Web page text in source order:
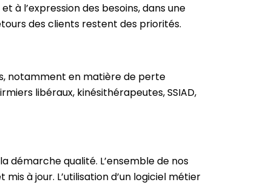
l’expression des besoins, dans une
des clients restent des priorités.
notamment en matière de perte
libéraux, kinésithérapeutes, SSIAD,
démarche qualité. L’ensemble de nos
à jour. L’utilisation d’un logiciel métier